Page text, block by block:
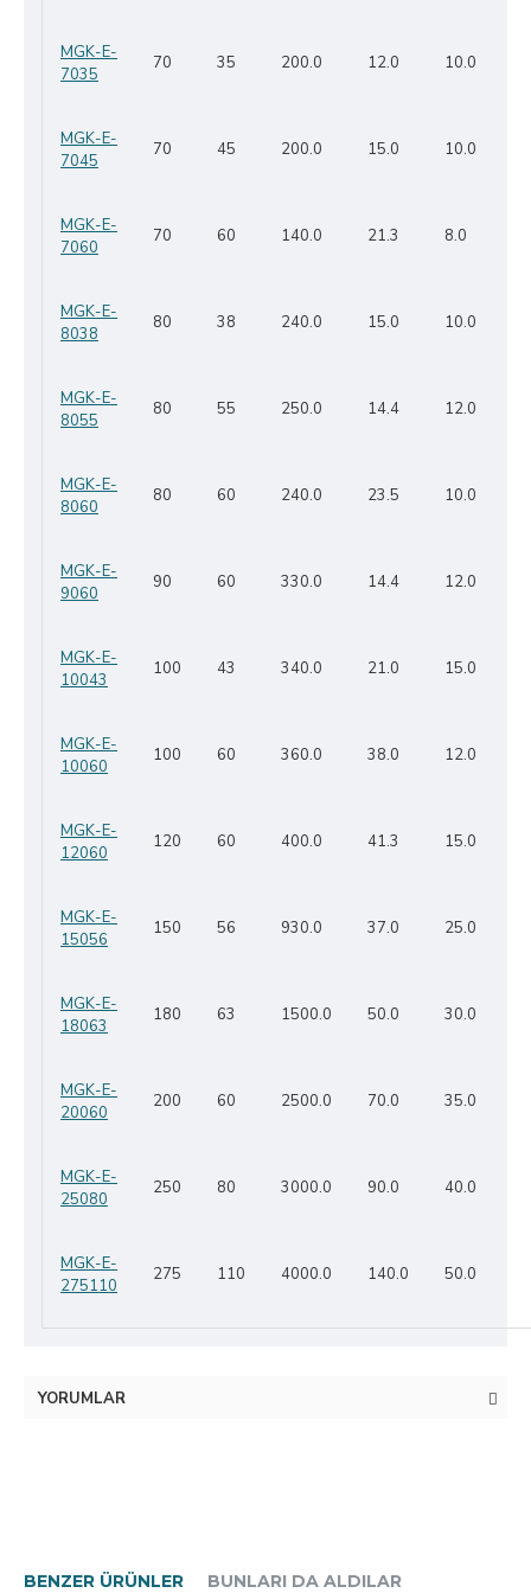
MGK-E-
7035
70 35 200.0 12.0 10.0
MGK-E-
7045
70 45 200.0 15.0 10.0
MGK-E-
7060
70 60 140.0 21.3 8.0
MGK-E-
8038
80 38 240.0 15.0 10.0
MGK-E-
8055
80 55 250.0 14.4 12.0
MGK-E-
8060
80 60 240.0 23.5 10.0
MGK-E-
9060
90 60 330.0 14.4 12.0
MGK-E-
10043
100 43 340.0 21.0 15.0
MGK-E-
10060
100 60 360.0 38.0 12.0
MGK-E-
12060
120 60 400.0 41.3 15.0
MGK-E-
15056
150 56 930.0 37.0 25.0
MGK-E-
18063
180 63 1500.0 50.0 30.0
MGK-E-
20060
200 60 2500.0 70.0 35.0
MGK-E-
25080
250 80 3000.0 90.0 40.0
MGK-E-
275110
275 110 4000.0 140.0 50.0
YORUMLAR
BENZER ÜRÜNLER BUNLARI DA ALDILAR